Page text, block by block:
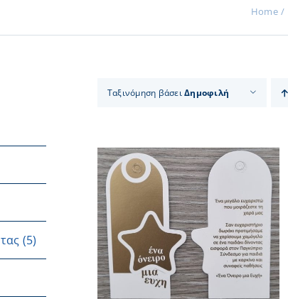
Home
Ταξινόμηση βάσειΔημοφιλή
ΚΑΛΑΘΙ ΠΡΟΣΘΗΚΗ ΣΤΟ ΚΑΛΑΘΙ
ΛΕΠΤΟΜΕΡΕΙΕΣ
(5)